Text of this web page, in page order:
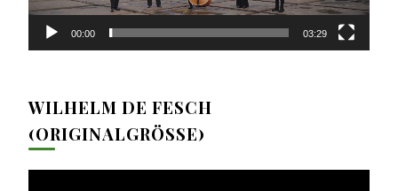
00:00 03:29
WILHELM DE FESCH
(ORIGINALGRÖSSE)